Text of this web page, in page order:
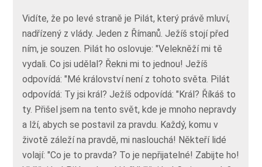
Vidíte, že po levé straně je Pilát, který právě mluví,
nadřízený z vlády. Jeden z Římanů. Ježíš stojí před
ním, je souzen. Pilát ho oslovuje: "Velekněží mi tě
vydali. Co jsi udělal? Řekni mi to jednou! Ježíš
odpovídá: "Mé království není z tohoto světa. Pilát
odpovídá: Ty jsi král? Ježíš odpovídá: "Král? Říkáš to
ty. Přišel jsem na tento svět, kde je mnoho nepravdy
a lží, abych se postavil za pravdu. Každý, komu v
životě záleží na pravdě, mi naslouchá! Někteří lidé
volají: "Co je to pravda? To je nepřijatelné! Zabijte ho!